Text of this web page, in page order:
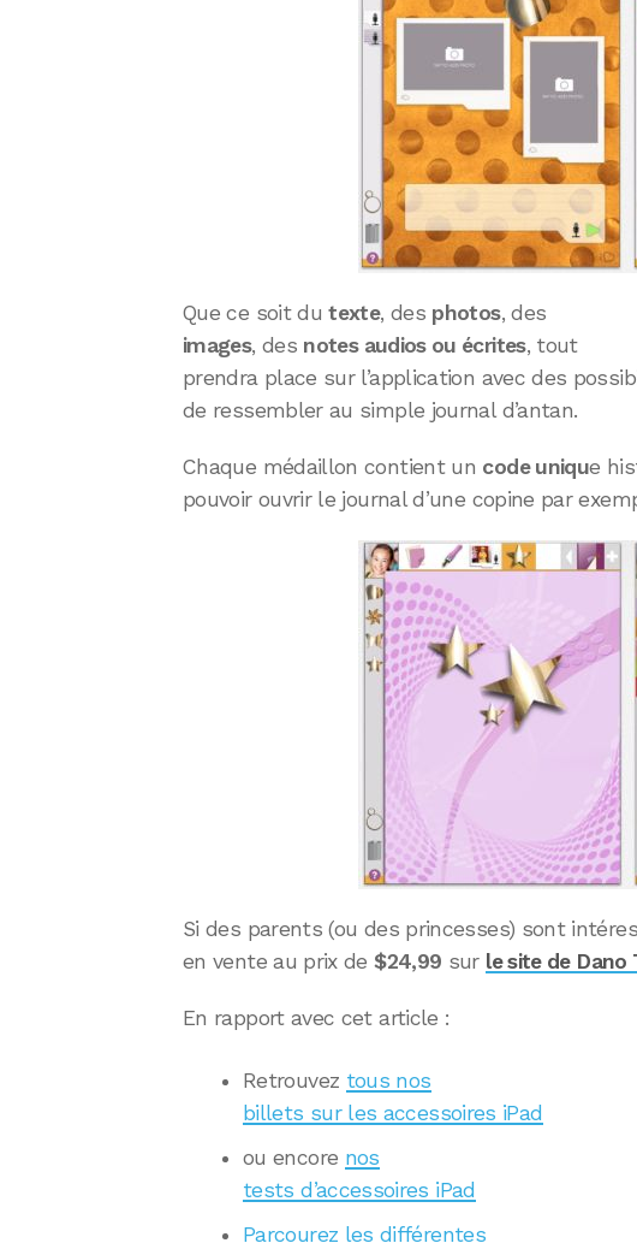
Que ce soit dutexte, des photos, des
images, des notes audios ou écrites, tout
prendra place sur l’application avec des
de ressembler au simple journal d’antan.
Chaque médaillon contient un code unique
pouvoir ouvrir le journal d’une copine par
Si des parents (ou des princesses) sont
en vente au prix de$24,99 sur le site de Dano
En rapport avec cet article :
Retrouvez tous nos
billets sur les accessoires iPad
ou encore nos
tests d’accessoires iPad
Parcourez les différentes